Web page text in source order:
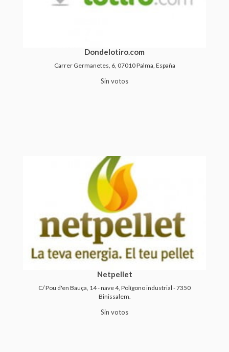
Dondelotiro.com
Carrer Germanetes, 6, 07010 Palma, España
Sin votos
Netpellet
C/ Pou d'en Bauça, 14 - nave 4, Polígono industrial - 7350
Binissalem.
Sin votos